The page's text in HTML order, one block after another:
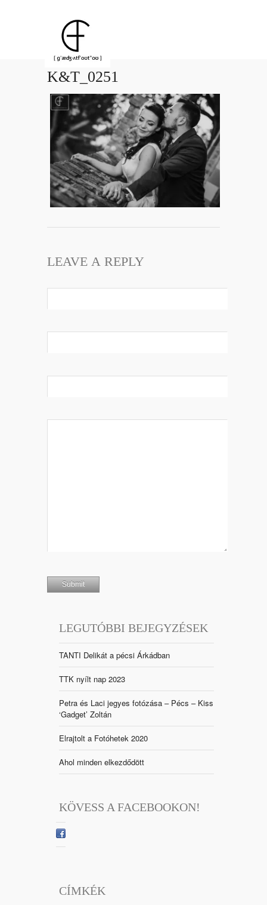
K&T_0251
LEAVE A REPLY
LEGUTÓBBI BEJEGYZÉSEK
TANTI Delikát a pécsi Árkádban
TTK nyílt nap 2023
Petra és Laci jegyes fotózása – Pécs – Kiss
‘Gadget’ Zoltán
Elrajtolt a Fotóhetek 2020
Ahol minden elkezdődött
KÖVESS A FACEBOOKON!
CÍMKÉK